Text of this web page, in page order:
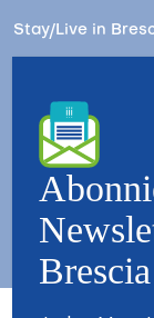
Stay/Live in
KontactWer wir sind
Copyright © 2026 -
Brescia